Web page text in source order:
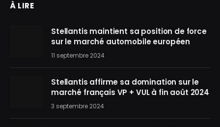
À LIRE
Stellantis maintient sa position de force
sur le marché automobile européen
11 septembre 2024
Stellantis affirme sa domination sur le
marché français VP + VUL à fin août 2024
3 septembre 2024